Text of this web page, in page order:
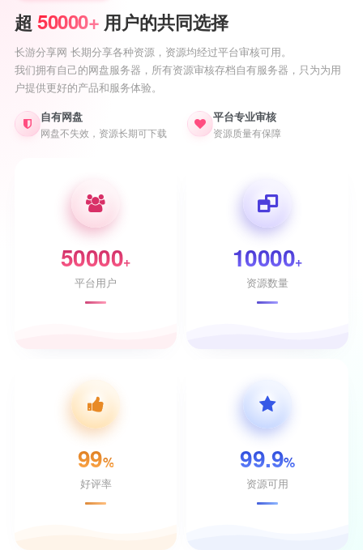
超50000+ 用户的共同选择
长游分享网 长期分享各种资源，资源均经过平台审核可用。
我们拥有自己的网盘服务器，所有资源审核存档自有服务器，只为为用
户提供更好的产品和服务体验。
自有网盘
网盘不失效，资源长期可下载
平台专业审核
资源质量有保障
50000+
平台用户
10000+
资源数量
99%
好评率
99.9%
资源可用